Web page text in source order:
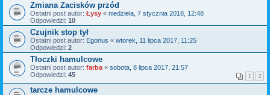
Zmiana Zacisków przód
Ostatni post autor: Łysy « niedziela, 7 stycznia 2018, 12:48
Odpowiedzi: 10
Czujnik stop tył
Ostatni post autor: Egonus « wtorek, 11 lipca 2017, 11:25
Odpowiedzi: 2
Tłoczki hamulcowe
Ostatni post autor: farba « sobota, 8 lipca 2017, 21:57
Odpowiedzi: 45 1 2
tarcze hamulcowe